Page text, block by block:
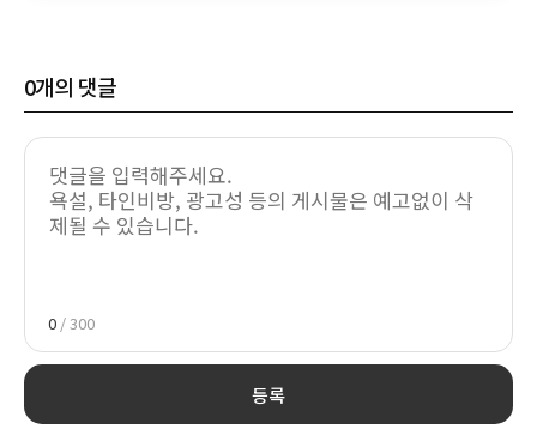
0개의 댓글
0 / 300
등록